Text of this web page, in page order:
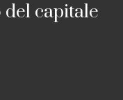
capitale